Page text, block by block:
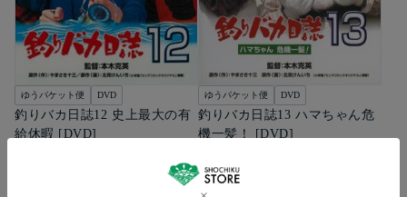
ゆうパケット便 DVD
釣りバカ日誌12 史上最大の有
給休暇 [DVD]
ゆうパケット便 DVD
釣りバカ日誌13 ハマちゃん危
機一髪！ [DVD]